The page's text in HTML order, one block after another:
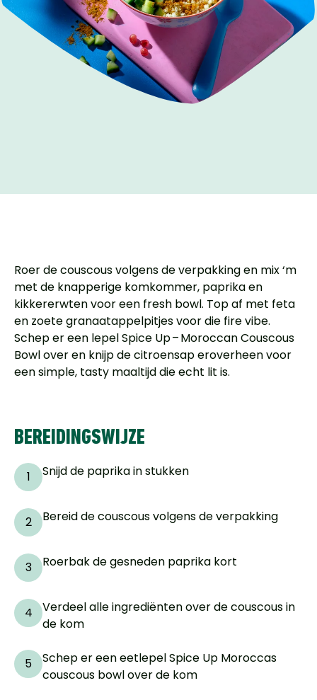
Roer de couscous volgens de verpakking en mix ‘m
met de knapperige komkommer, paprika en
kikkererwten voor een fresh bowl. Top af met feta
en zoete granaatappelpitjes voor die fire vibe.
Schep er een lepel Spice Up – Moroccan Couscous
Bowl over en knijp de citroensap eroverheen voor
een simple, tasty maaltijd die echt lit is.
BEREIDINGSWIJZE
1 Snijd de paprika in stukken
2 Bereid de couscous volgens de verpakking
3 Roerbak de gesneden paprika kort
4
Verdeel alle ingrediënten over de couscous in
de kom
5
Schep er een eetlepel Spice Up Moroccas
couscous bowl over de kom